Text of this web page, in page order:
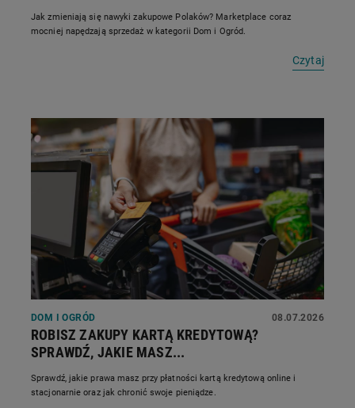
Jak zmieniają się nawyki zakupowe Polaków? Marketplace coraz
mocniej napędzają sprzedaż w kategorii Dom i Ogród.
Czytaj
DOM I OGRÓD 08.07.2026
ROBISZ ZAKUPY KARTĄ KREDYTOWĄ?
SPRAWDŹ, JAKIE MASZ...
Sprawdź, jakie prawa masz przy płatności kartą kredytową online i
stacjonarnie oraz jak chronić swoje pieniądze.